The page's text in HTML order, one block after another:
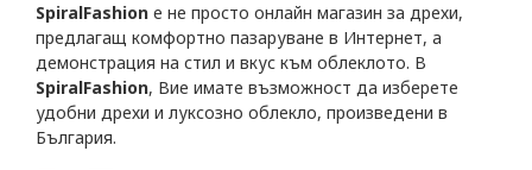
SpiralFashion e не просто онлайн магазин за дрехи,
предлагащ комфортно пазаруване в Интернет, а
демонстрация на стил и вкус към облеклото. В
SpiralFashion, Вие имате възможност да изберете
удобни дрехи и луксозно облекло, произведени в
България.